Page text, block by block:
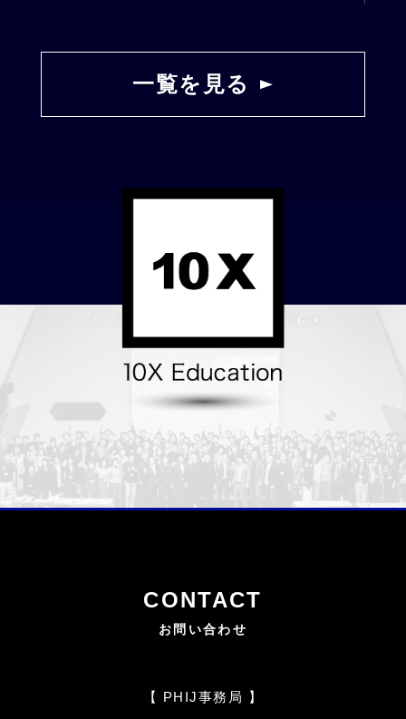
一覧を見る
CONTACT
お問い合わせ
【 PHIJ事務局 】